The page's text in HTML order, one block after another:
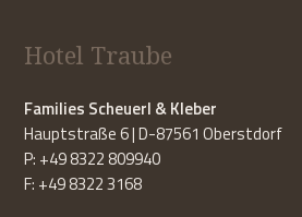
Hotel Traube
Families Scheuerl & Kleber
Hauptstraße 6 | D-87561 Oberstdorf
P: +49 8322 809940
F: +49 8322 3168